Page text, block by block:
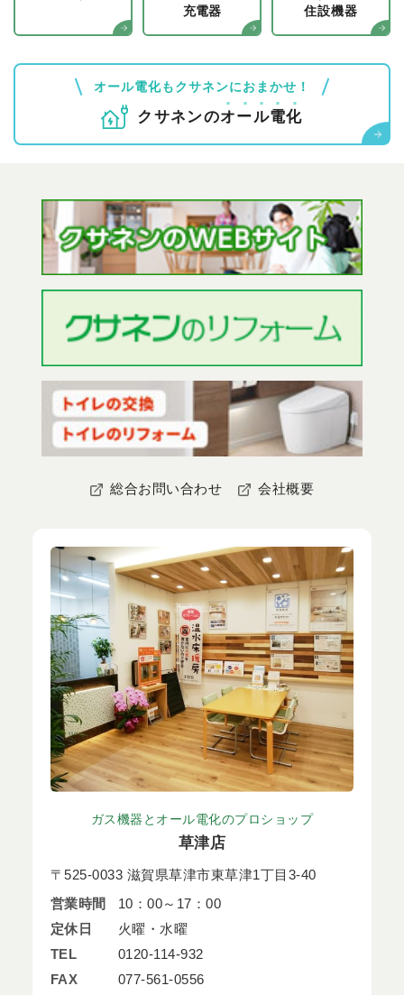
充電器
住設機器
オール電化もクサネンにおまかせ！
クサネンのオール電化
総合お問い合わせ 会社概要
ガス機器とオール電化のプロショップ
草津店
〒525-0033 滋賀県草津市東草津1丁目3-40
営業時間
10：00～17：00
定休日
火曜・水曜
TEL
0120-114-932
FAX
077-561-0556